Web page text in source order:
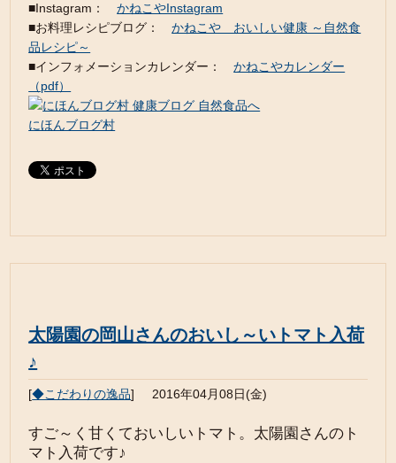
■Instagram：かねこやInstagram
■お料理レシピブログ：かねこや おいしい健康 ～自然食
品レシピ～
■インフォメーションカレンダー：かねこやカレンダー
（pdf）
にほんブログ村
太陽園の岡山さんのおいし～いトマト入荷
♪
[◆こだわりの逸品] 2016年04月08日(金)
すご～く甘くておいしいトマト。太陽園さんのト
マト入荷です♪